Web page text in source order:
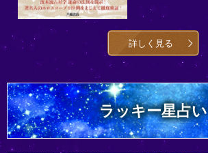
詳しく見る
ラッキー星占い